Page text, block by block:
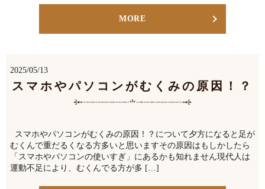
MORE
2025/05/13
スマホやパソコンがむくみの原因！？
スマホやパソコンがむくみの原因！？について夕方になると足が
むくんで重だるくなる方多いと思いますその原因はもしかしたら
「スマホやパソコンの使いすぎ」にあるかも知れません現代人は
運動不足により、むくんでる方が多 […]